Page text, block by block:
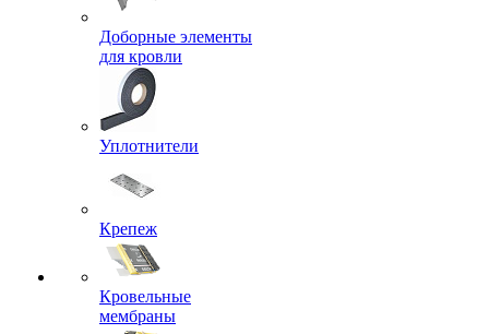
Доборные элементы
для кровли
Уплотнители
Крепеж
Кровельные
мембраны